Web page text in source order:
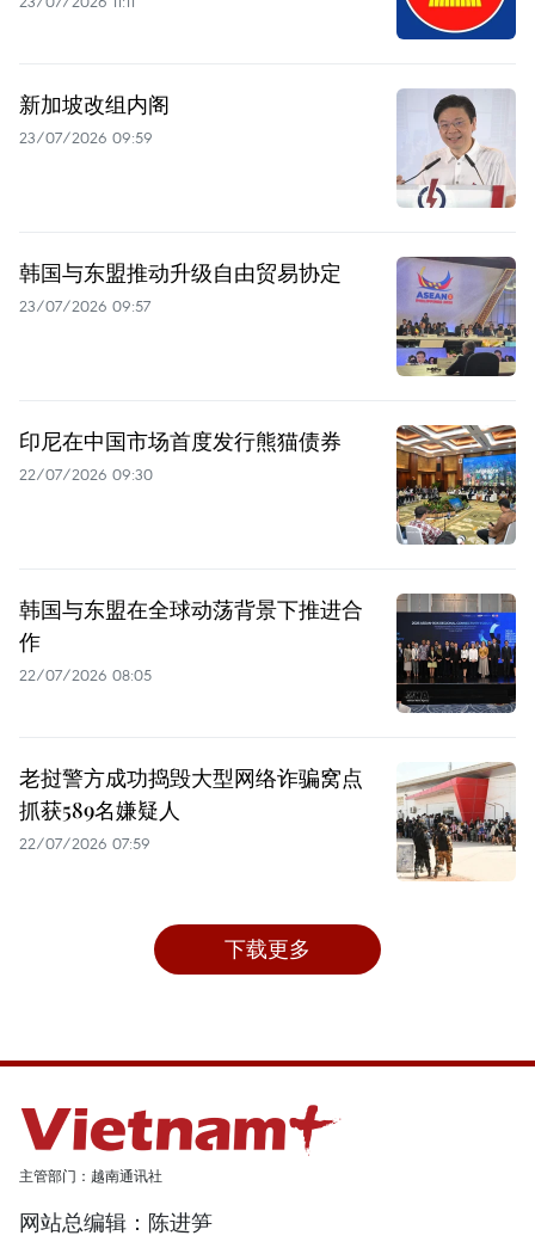
新加坡改组内阁
23/07/2026 09:59
韩国与东盟推动升级自由贸易协定
23/07/2026 09:57
印尼在中国市场首度发行熊猫债券
22/07/2026 09:30
韩国与东盟在全球动荡背景下推进合
作
22/07/2026 08:05
老挝警方成功捣毁大型网络诈骗窝点
抓获589名嫌疑人
22/07/2026 07:59
下载更多
主管部门：越南通讯社
网站总编辑：陈进笋